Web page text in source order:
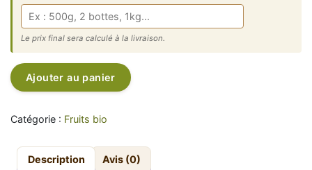
Le prix final sera calculé à la livraison.
quantité
de
Natyra
Ajouter au panier
Alternative:
Catégorie : Fruits bio
Description Avis (0)